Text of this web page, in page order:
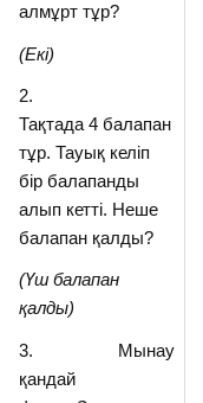
алмұрт тұр?
(Екі)
2.
Тақтада 4 балапан
тұр. Тауық келіп
бір балапанды
алып кетті. Неше
балапан қалды?
(Үш балапан
қалды)
3. Мынау
қандай